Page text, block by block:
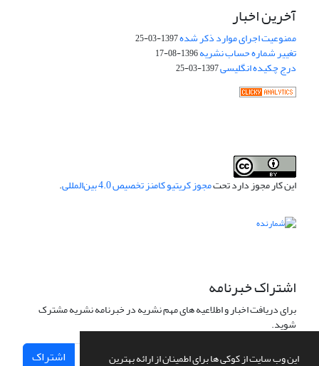
این وب سایت از کوکی ها برای اطمینان از ارائه بهترین
آخرین اخبار
ممنوعیت اجرای موارد ذکر شده1397-03-25
تغییر شماره حساب نشریه1396-08-17
درج چکیده انگلیسی1397-03-25
این کار مجوز دارد تحتمجوز کریتیو کامنز تخصیص 4.0 بین‌المللی .
اشتراک خبرنامه
برای دریافت اخبار و اطلاعیه های مهم نشریه در خبرنامه نشریه مشترک
شوید.
اشتراک